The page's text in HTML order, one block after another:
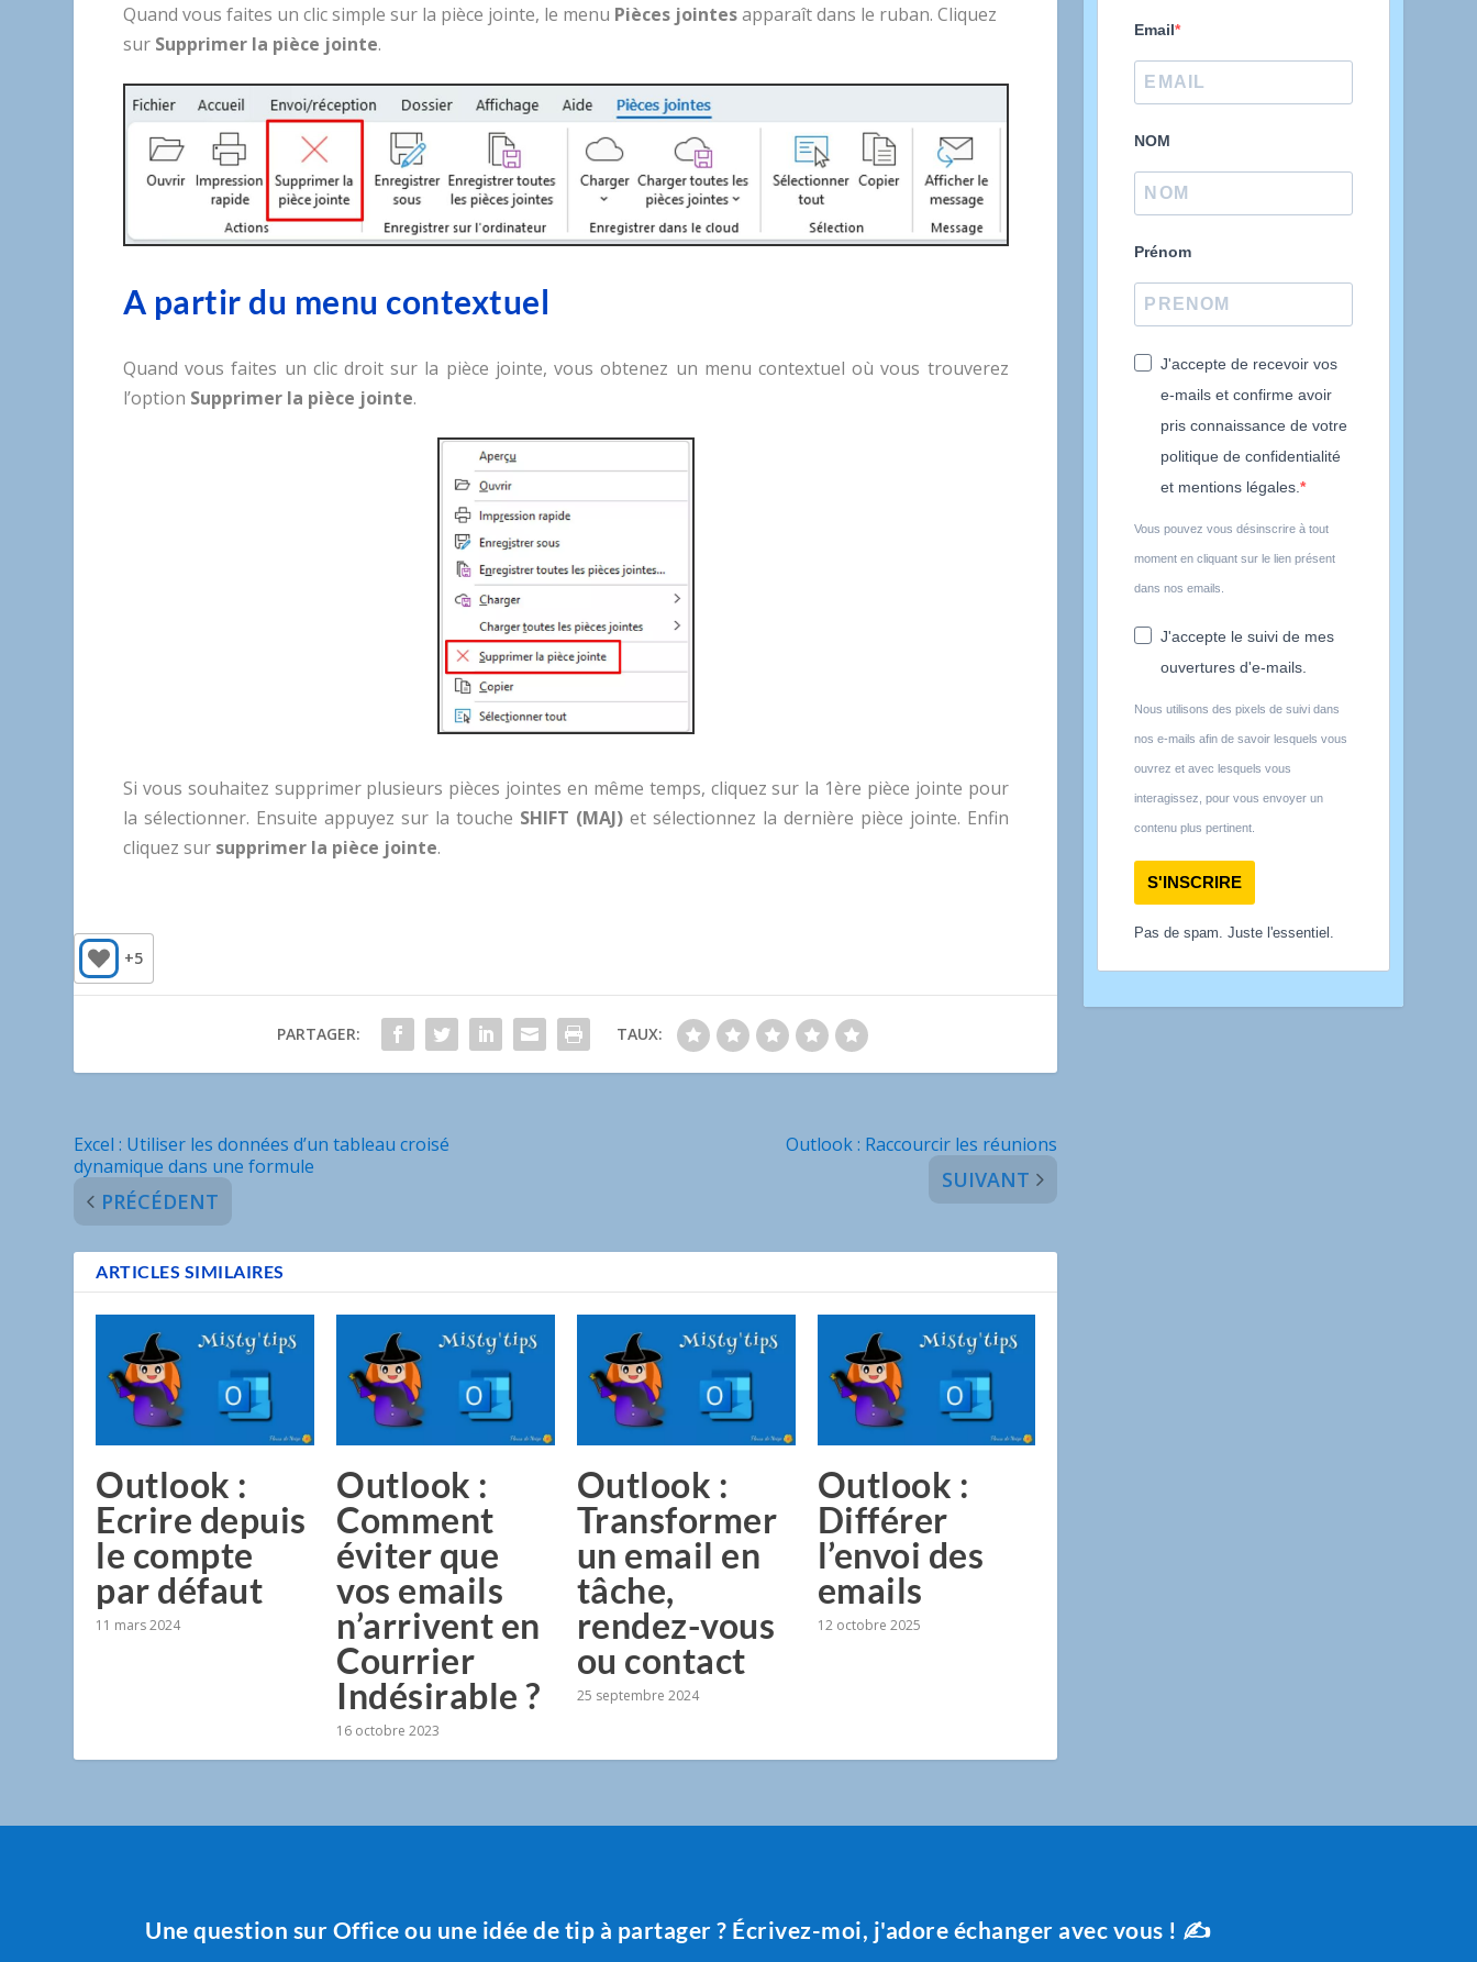
Quand vous faites un clic simple sur la pièce jointe, le menu Pièces jointesapparaît dans le ruban. Cliquez
sur Supprimer la pièce jointe.
A partir du menu contextuel
Quand vous faites un clic droit sur la pièce jointe, vous obtenez un menu contextuel où vous trouverez
l’option Supprimer la pièce jointe.
Si vous souhaitez supprimer plusieurs pièces jointes en même temps, cliquez sur la 1ère pièce jointe pour
la sélectionner. Ensuite appuyez sur la touche SHIFT (MAJ)et sélectionnez la dernière pièce jointe. Enfin
cliquez sur supprimer la pièce jointe.
+5
PARTAGER: TAUX:
Excel : Utiliser les données d’un tableau croisé
dynamique dans une formule
PRÉCÉDENT
Outlook : Raccourcir les réunions
SUIVANT
ARTICLES SIMILAIRES
Outlook :
Ecrire depuis
le compte
par défaut
11 mars 2024
Outlook :
Comment
éviter que
vos emails
n’arrivent en
Courrier
Indésirable ?
16 octobre 2023
Outlook :
Transformer
un email en
tâche,
rendez-vous
ou contact
25 septembre 2024
Outlook :
Différer
l’envoi des
emails
12 octobre 2025
Email
NOM
Prénom
J'accepte de recevoir vos
e-mails et confirme avoir
pris connaissance de votre
politique de confidentialité
et mentions légales.
Vous pouvez vous désinscrire à tout
moment en cliquant sur le lien présent
dans nos emails.
J'accepte le suivi de mes
ouvertures d'e-mails.
Nous utilisons des pixels de suivi dans
nos e-mails afin de savoir lesquels vous
ouvrez et avec lesquels vous
interagissez, pour vous envoyer un
contenu plus pertinent.
S'INSCRIRE
Pas de spam. Juste l'essentiel.
Une question sur Office ou une idée de tip à partager ? Écrivez-moi, j'adore échanger avec vous ! ✍️